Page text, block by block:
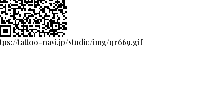
tattoo-navi.jp/studio/img/qr669.gif